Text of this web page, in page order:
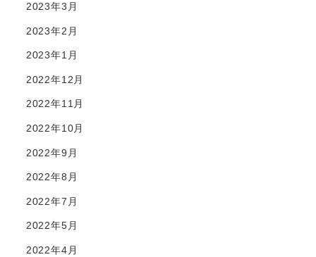
2023年3月
2023年2月
2023年1月
2022年12月
2022年11月
2022年10月
2022年9月
2022年8月
2022年7月
2022年5月
2022年4月